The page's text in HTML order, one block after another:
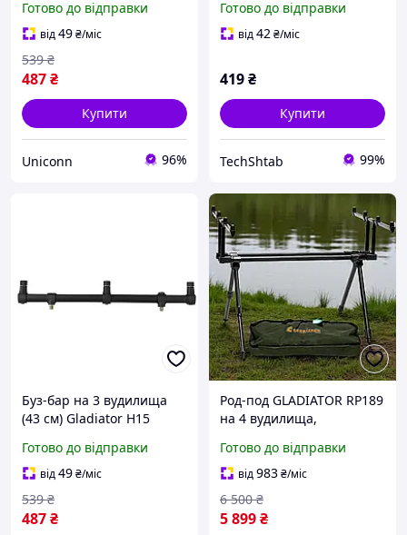
Готово до відправки
від49₴/міс
487₴
539 ₴
Купити
Uniconn 96%
Готово до відправки
від42₴/міс
419₴
Купити
TechShtab 99%
Буз-бар на 3 вудилища
(43 см) Gladiator H15
Готово до відправки
від49₴/міс
487₴
539 ₴
Род-под GLADIATOR RP189
на 4 вудилища,
конструкція
Готово до відправки
від983₴/міс
5 899₴
6 500 ₴